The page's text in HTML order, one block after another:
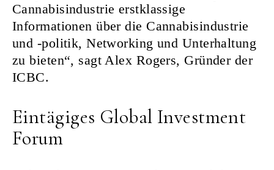
Cannabisindustrie erstklassige
Informationen über die Cannabisindustrie
und -politik, Networking und Unterhaltung
zu bieten“, sagt Alex Rogers, Gründer der
ICBC.
Eintägiges Global Investment
Forum